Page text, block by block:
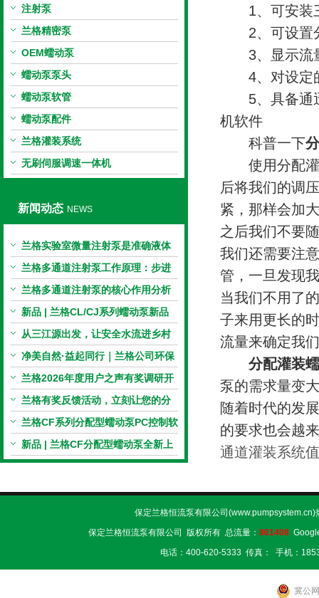
注射泵
兰格精密泵
OEM蠕动泵
蠕动泵泵头
蠕动泵软管
蠕动泵配件
兰格灌装系统
无刷伺服调速一体机
新闻动态 NEWS
兰格实验室微量注射泵是准确液体
输送的科学工具
兰格多通道注射泵工作原理：步进
电机与机械传动的协同
兰格多通道注射泵的核心作用分析
新品 | 兰格CL/CJ系列蠕动泵新品
上市，小巧机身，大有可为！
从三江源出发，让安全水流进乡村
校园 | 兰格×吾水高原公益行
净美自然·益起同行｜兰格公司环保
捡拾公益活动圆满举行
兰格2026年度用户之声有奖调研开
启，京东E卡免费送！
兰格有奖反馈活动，立刻让您的分
享变成惊喜！
兰格CF系列分配型蠕动泵PC控制软
件免费版发布！即日起，通过即可
下载！
新品 | 兰格CF分配型蠕动泵全新上
市，智控每一滴！
1、可安装三
2、可设置分
3、显示流
4、对设定的
5、具备通迅
机软件
科普一下
使用分配灌
后将我们的调
紧，那样会加
之后我们不要
我们还需要注
管，一旦发现
当我们不用了
子来用更长的
流量来确定我
分配灌装
泵的需求量变
随着时代的发
的要求也会越
通道灌装系统
保定兰格恒流泵有限公司(www.pumpsystem.cn)
保定兰格恒流泵有限公司 版权所有 总流量： 861408
电话：400-620-5333 传真： 手机：
冀公